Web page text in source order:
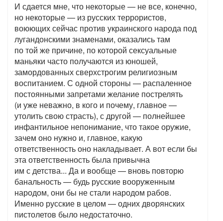
И сдается мне, что некоторые — не все, конечно,
но некоторые — из русских террористов,
воюющих сейчас против украинского народа под
лугандонскими знаменами, оказались там
по той же причине, по которой сексуальные
маньяки часто получаются из юношей,
замордованных сверхстрогим религиозным
воспитанием. С одной стороны — распаленное
постоянными запретами желание пострелять
(и уже неважно, в кого и почему, главное —
утолить свою страсть), с другой — полнейшее
инфантильное непонимание, что такое оружие,
зачем оно нужно и, главное, какую
ответственность оно накладывает. А вот если бы
эта ответственность была привычна
им с детства... Да и вообще — вновь повторю
банальность — будь русские вооруженным
народом, они бы не стали народом рабов.
Именно русские в целом — одних дворянских
пистолетов было недостаточно.